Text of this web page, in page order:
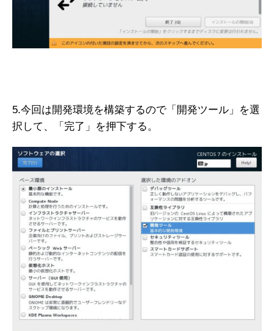
5.今回は開発環境を構築するので「開発ツール」を選
択して、「完了」を押下する。